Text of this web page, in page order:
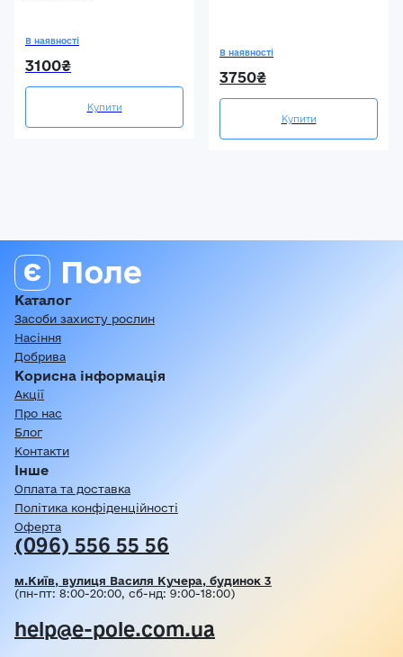
В наявності
3100₴
Купити
В наявності
3750₴
Купити
Каталог
Засоби захисту рослин
Насіння
Добрива
Корисна інформація
Акції
Про нас
Блог
Контакти
Інше
Оплата та доставка
Політика конфіденційності
Оферта
(096) 556 55 56
м.Київ, вулиця Василя Кучера, будинок 3
(пн-пт: 8:00-20:00, сб-нд: 9:00-18:00)
help@e-pole.com.ua